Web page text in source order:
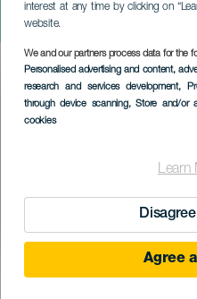
interest at any time by clicking on
website.
We and our partners process data for the
Personalised advertising and content,
research and services development,
through device scanning, Store and/or
cookies
Learn
Agree
Lantejoulas
Imagen
Listado